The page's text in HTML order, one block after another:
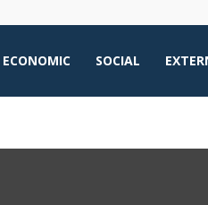
ECONOMIC SOCIAL